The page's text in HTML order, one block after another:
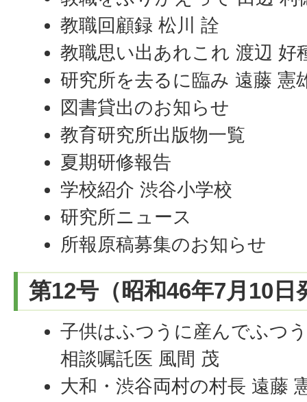
教職回顧録 松川 詮
教職思い出あれこれ 渡辺 好
研究所を去るに臨み 遠藤 憲
図書貸出のお知らせ
教育研究所出版物一覧
夏期研修報告
学校紹介 渋谷小学校
研究所ニュース
所報原稿募集のお知らせ
第12号（昭和46年7月10日
子供はふつうに産んでふつ
相談嘱託医 風間 茂
大和・渋谷両村の村長 遠藤